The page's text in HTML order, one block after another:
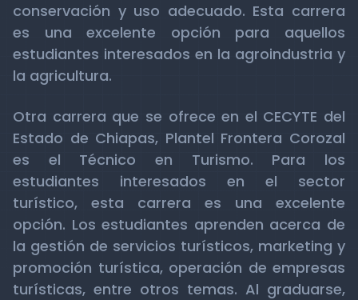
conservación y uso adecuado. Esta carrera
es una excelente opción para aquellos
estudiantes interesados en la agroindustria y
la agricultura.
Otra carrera que se ofrece en el CECYTE del
Estado de Chiapas, Plantel Frontera Corozal
es el Técnico en Turismo. Para los
estudiantes interesados en el sector
turístico, esta carrera es una excelente
opción. Los estudiantes aprenden acerca de
la gestión de servicios turísticos, marketing y
promoción turística, operación de empresas
turísticas, entre otros temas. Al graduarse,